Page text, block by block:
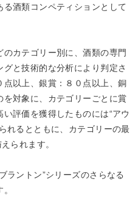
酒類コンペティションとして
カテゴリー別に、酒類の専門
と技術的な分析により判定さ
以上、銀賞：８０点以上、銅
対象に、カテゴリーごとに賞
評価を獲得したものには“アウ
れるとともに、カテゴリーの最
られます。
ラントン”シリーズのさらなる